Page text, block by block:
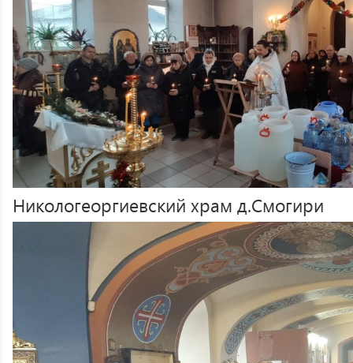
Никологеоргиевский храм д.Смогири